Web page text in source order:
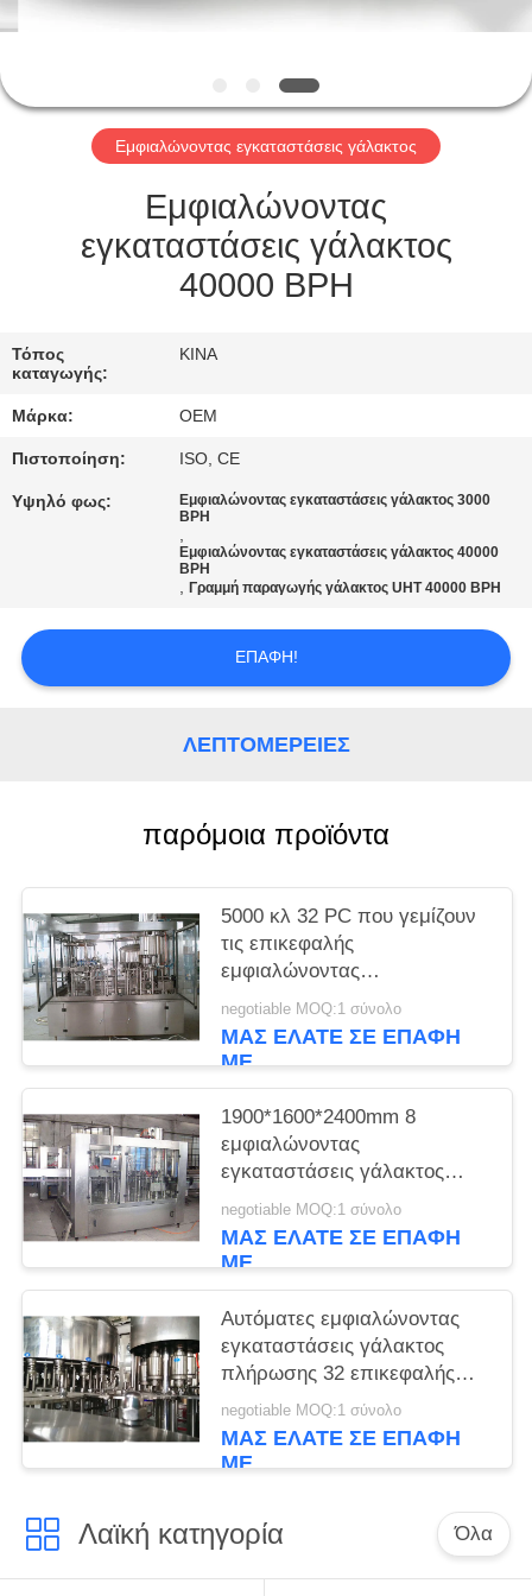
ΈΛΕΓΧΟΣ
ΜΑΣ
ΕΛΆΤΕ
ΈΝΑ
ΑΠΌΣΠΑΣΜΑ
SITEMAP
Εμφιαλώνοντας εγκαταστάσεις γάλακτος
Εμφιαλώνοντας
εγκαταστάσεις γάλακτος
40000 BPH
Τόπος
καταγωγής:
ΚΙΝΑ
Μάρκα: OEM
Πιστοποίηση: ISO, CE
Υψηλό φως:
Εμφιαλώνοντας εγκαταστάσεις γάλακτος 3000
BPH
,
Εμφιαλώνοντας εγκαταστάσεις γάλακτος 40000
BPH
,Γραμμή παραγωγής γάλακτος UHT 40000 BPH
ΕΠΑΦΉ!
ΛΕΠΤΟΜΈΡΕΙΕΣ
παρόμοια προϊόντα
5000 κλ 32 PC που γεμίζουν
τις επικεφαλής
εμφιαλώνοντας
εγκαταστάσεις γάλακτος
5.6KW
negotiable MOQ:1 σύνολο
ΜΑΣ ΕΛΆΤΕ ΣΕ ΕΠΑΦΉ
ΜΕ
1900*1600*2400mm 8
εμφιαλώνοντας
εγκαταστάσεις γάλακτος
πλήρωσης επικεφαλής
Monoblock
negotiable MOQ:1 σύνολο
ΜΑΣ ΕΛΆΤΕ ΣΕ ΕΠΑΦΉ
ΜΕ
Αυτόματες εμφιαλώνοντας
εγκαταστάσεις γάλακτος
πλήρωσης 32 επικεφαλής
αυτόματες
negotiable MOQ:1 σύνολο
ΜΑΣ ΕΛΆΤΕ ΣΕ ΕΠΑΦΉ
ΜΕ
Λαϊκή κατηγορία Όλα